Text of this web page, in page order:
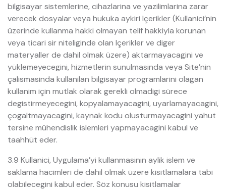
bilgisayar sistemlerine, cihazlarina ve yazilimlarina zarar
verecek dosyalar veya hukuka aykiri Içerikler (Kullanici’nin
üzerinde kullanma hakki olmayan telif hakkiyla korunan
veya ticari sir niteliginde olan Içerikler ve diger
materyaller de dahil olmak üzere) aktarmayacagini ve
yüklemeyecegini, hizmetlerin sunulmasinda veya Site’nin
çalismasinda kullanilan bilgisayar programlarini olagan
kullanim için mutlak olarak gerekli olmadigi sürece
degistirmeyecegini, kopyalamayacagini, uyarlamayacagini,
çogaltmayacagini, kaynak kodu olusturmayacagini yahut
tersine mühendislik islemleri yapmayacagini kabul ve
taahhüt eder.
3.9 Kullanici, Uygulama’yi kullanmasinin aylik islem ve
saklama hacimleri de dahil olmak üzere kisitlamalara tabi
olabilecegini kabul eder. Söz konusu kisitlamalar